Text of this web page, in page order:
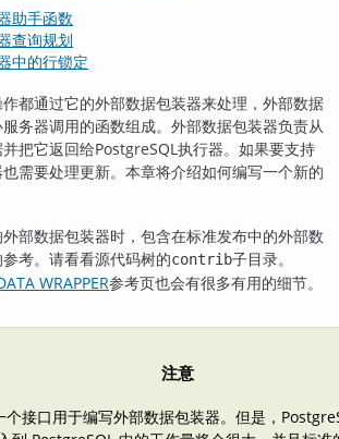
助手函数
查询规划
中的行锁定
都通过它的外部数据包装器来处理，外部数据
务器调用的函数组成。外部数据包装器负责从
把它返回给PostgreSQL执行器。如果要支持
需要处理更新。本章将介绍如何编写一个新的
部数据包装器时，包含在标准发布中的外部数
考。请看看源代码树的contrib子目录。
WRAPPER参考页也会有很多有用的细节。
注意
个接口用于编写外部数据包装器。但是，